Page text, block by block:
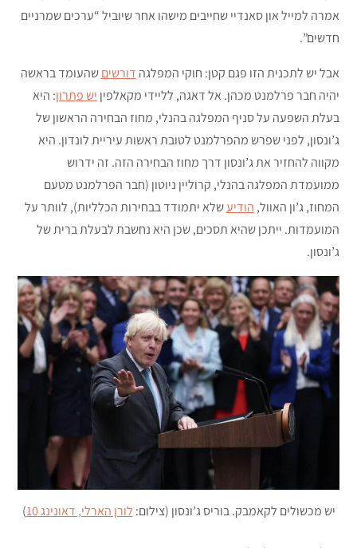
אמרה למייל און סאנדיי שחייבים מישהו אחר שיוביל “ערכים שמרניים
חדשים”.
אבל יש לתכנית הזו פגם קטן: חוקי המפלגה דורשיםשהעומד בראשה
יהיה חבר פרלמנט מכהן. אל דאגה, לליידי מקאלפין יש פתרון: היא
בעלת השפעה על סניף המפלגה בהנלי, מחוז הבחירה הראשון של
ג’ונסון, לפני שפרש מהפרלמנט לטובת ראשות עיריית לונדון. היא
מקווה להחזיר את ג’ונסון דרך מחוז הבחירה הזה. זה ידרוש
ממועמדת המפלגה בהנלי, קרוליין ניוטון (חבר הפרלמנט מטעם
המחוז, ג’ון האוול, הודיעשלא יתמודד בבחירות הכלליות), לוותר על
המועמדות. ייתכן שהיא תסכים, שכן היא נחשבת לבעלת ברית של
ג’ונסון.
יש מכשולים לקאמבק. בוריס ג’ונסון (צילום: לורן הארלי, דאונינג 10 )